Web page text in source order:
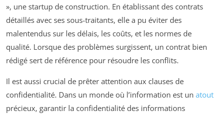
», une startup de construction. En établissant des contrats
détaillés avec ses sous-traitants, elle a pu éviter des
malentendus sur les délais, les coûts, et les normes de
qualité. Lorsque des problèmes surgissent, un contrat bien
rédigé sert de référence pour résoudre les conflits.
Il est aussi crucial de prêter attention aux clauses de
confidentialité. Dans un monde où l’information est un atout
précieux, garantir la confidentialité des informations